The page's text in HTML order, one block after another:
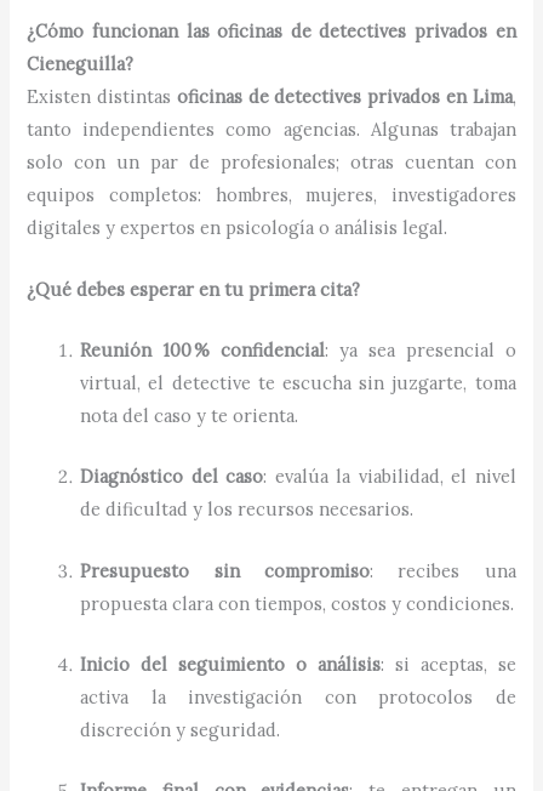
¿Cómo funcionan las oficinas de detectives privados en
Cieneguilla?
Existen distintas oficinas de detectives privados en Lima,
tanto independientes como agencias. Algunas trabajan
solo con un par de profesionales; otras cuentan con
equipos completos: hombres, mujeres, investigadores
digitales y expertos en psicología o análisis legal.
¿Qué debes esperar en tu primera cita?
Reunión 100 % confidencial: ya sea presencial o
virtual, el detective te escucha sin juzgarte, toma
nota del caso y te orienta.
Diagnóstico del caso: evalúa la viabilidad, el nivel
de dificultad y los recursos necesarios.
Presupuesto sin compromiso: recibes una
propuesta clara con tiempos, costos y condiciones.
Inicio del seguimiento o análisis: si aceptas, se
activa la investigación con protocolos de
discreción y seguridad.